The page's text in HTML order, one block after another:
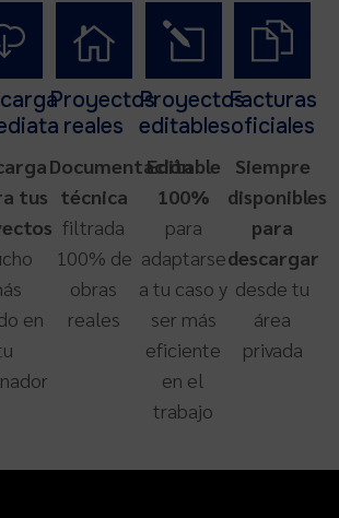
tus
en
Proyectos
reales
Documentación
técnica
filtrada
100% de
obras
reales
Proyectos
editables
Editable
100%
para
adaptarse
a tu caso y
ser más
eficiente
en el
trabajo
Facturas
oficiales
Siempre
disponibles
para
descargar
desde tu
área
privada